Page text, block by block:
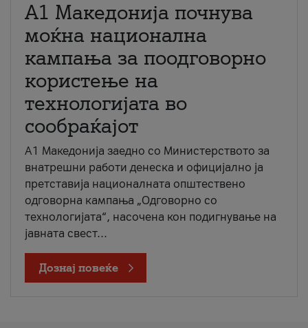
A1 Македонија почнува
моќна национална
кампања за поодговорно
користење на
технологијата во
сообраќајот
A1 Македонија заедно со Министерството за
внатрешни работи денеска и официјално ја
претставија националната општествено
одговорна кампања „Одговорно со
технологијата“, насочена кон подигнување на
јавната свест...
Дознај повеќе